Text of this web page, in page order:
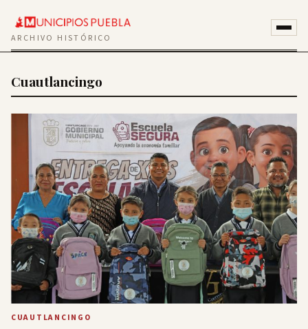
ARCHIVO HISTÓRICO
Cuautlancingo
CUAUTLANCINGO